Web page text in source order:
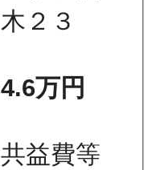
木２３
4.6万円
共益費等